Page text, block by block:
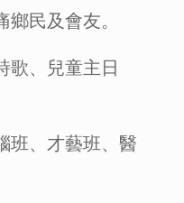
民及會友。
歌、兒童主日
班、才藝班、醫